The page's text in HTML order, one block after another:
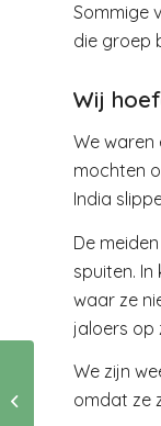
Sommige
die groep
Wij
We waren
mochten
India
De
spuiten.
waar ze
jaloers op
We zijn
omdat ze
WAT NOU?